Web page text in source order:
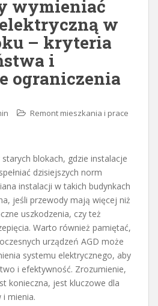
wymieniać
w
– kryteria
i
ograniczenia
Remont mieszkania i prace
blokach, gdzie instalacje
dzisiejszych norm
instalacji w takich budynkach
jeśli przewody mają więcej niż
uszkodzenia, czy też
Warto również pamiętać,
urządzeń AGD może
systemu elektrycznego, aby
i efektywność. Zrozumienie,
konieczna, jest kluczowe dla
mienia.